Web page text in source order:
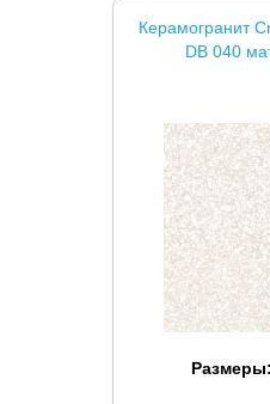
Керамогранит
DB 040
Размеры: